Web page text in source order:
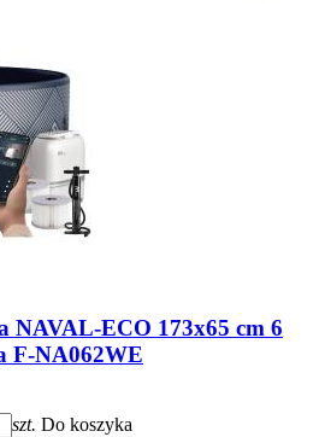
NAVAL-ECO 173x65 cm 6
F-NA062WE
szt. Do koszyka